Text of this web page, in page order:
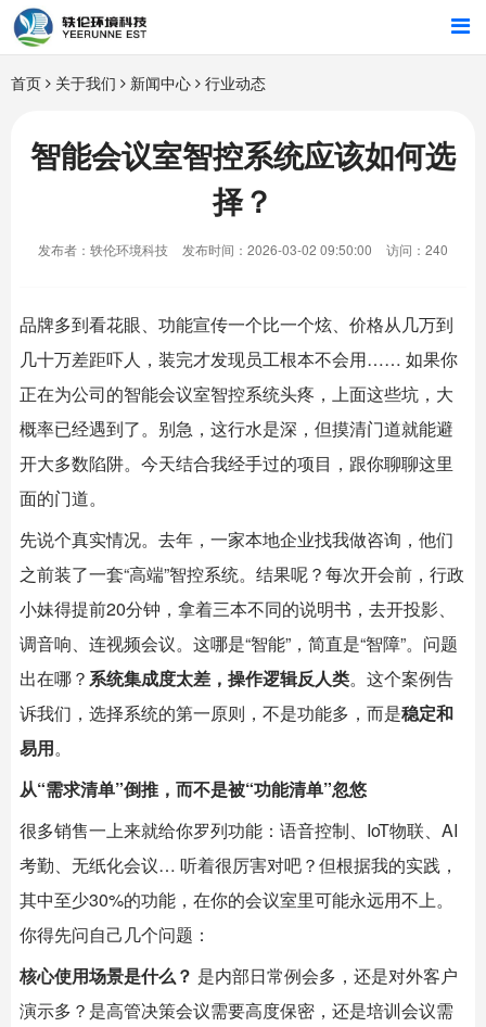
首页
行业解决方案
招商合作
首页 关于我们 新闻中心 行业动态
智能会议室智控系统应该如何选
择？
发布者：轶伦环境科技 发布时间：2026-03-02 09:50:00 访问：240
品牌多到看花眼、功能宣传一个比一个炫、价格从几万到
几十万差距吓人，装完才发现员工根本不会用…… 如果你
正在为公司的智能会议室智控系统头疼，上面这些坑，大
概率已经遇到了。别急，这行水是深，但摸清门道就能避
开大多数陷阱。今天结合我经手过的项目，跟你聊聊这里
面的门道。
先说个真实情况。去年，一家本地企业找我做咨询，他们
之前装了一套“高端”智控系统。结果呢？每次开会前，行政
小妹得提前20分钟，拿着三本不同的说明书，去开投影、
调音响、连视频会议。这哪是“智能”，简直是“智障”。问题
出在哪？系统集成度太差，操作逻辑反人类。这个案例告
诉我们，选择系统的第一原则，不是功能多，而是稳定和
易用。
从“需求清单”倒推，而不是被“功能清单”忽悠
很多销售一上来就给你罗列功能：语音控制、IoT物联、AI
考勤、无纸化会议… 听着很厉害对吧？但根据我的实践，
其中至少30%的功能，在你的会议室里可能永远用不上。
你得先问自己几个问题：
核心使用场景是什么？ 是内部日常例会多，还是对外客户
演示多？是高管决策会议需要高度保密，还是培训会议需